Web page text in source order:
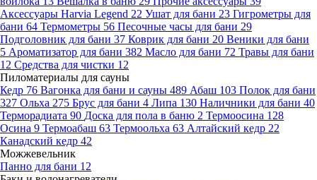
Аксессуары Harvia Legend 22 Ушат для бани 23 Гигрометры для
бани 64 Термометры 56 Песочные часы для бани 29
Подголовник для бани 37 Коврик для бани 20 Веники для бани
5 Ароматизатор для бани 382 Масло для бани 72 Травы для бани
12 Средства для чистки 12
Пиломатериалы для сауны
Кедр 76 Вагонка для бани и сауны 489 Абаш 103 Полок для бани
327 Ольха 275 Брус для бани 4 Липа 130 Наличники для бани 40
Терморадиата 90 Доска для пола в баню 2 Термоосина 128
Осина 9 Термоабаш 63 Термоольха 63 Алтайский кедр 22
Канадский кедр 42
Можжевельник
Панно для бани 12